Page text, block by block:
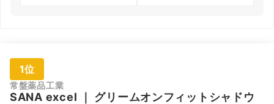
1位
常盤薬品工業
SANA excel グリームオンフィットシャドウ